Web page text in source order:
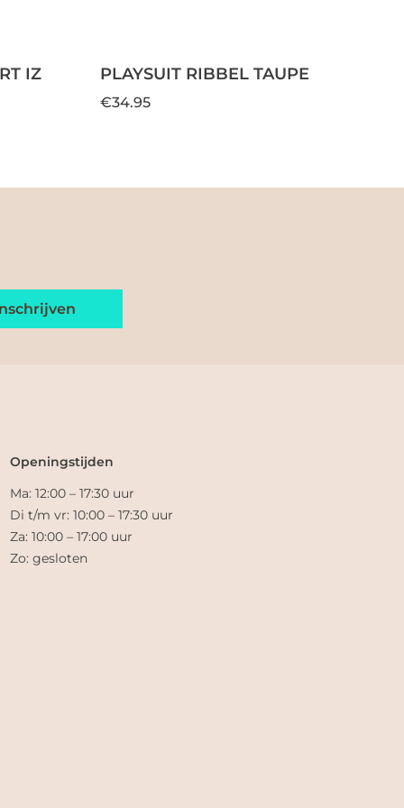
IZ PLAYSUIT RIBBEL TAUPE
€34.95
Openingstijden
Ma: 12:00 – 17:30 uur
Di t/m vr: 10:00 – 17:30 uur
Za: 10:00 – 17:00 uur
Zo: gesloten